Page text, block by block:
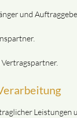
und
Leistungen